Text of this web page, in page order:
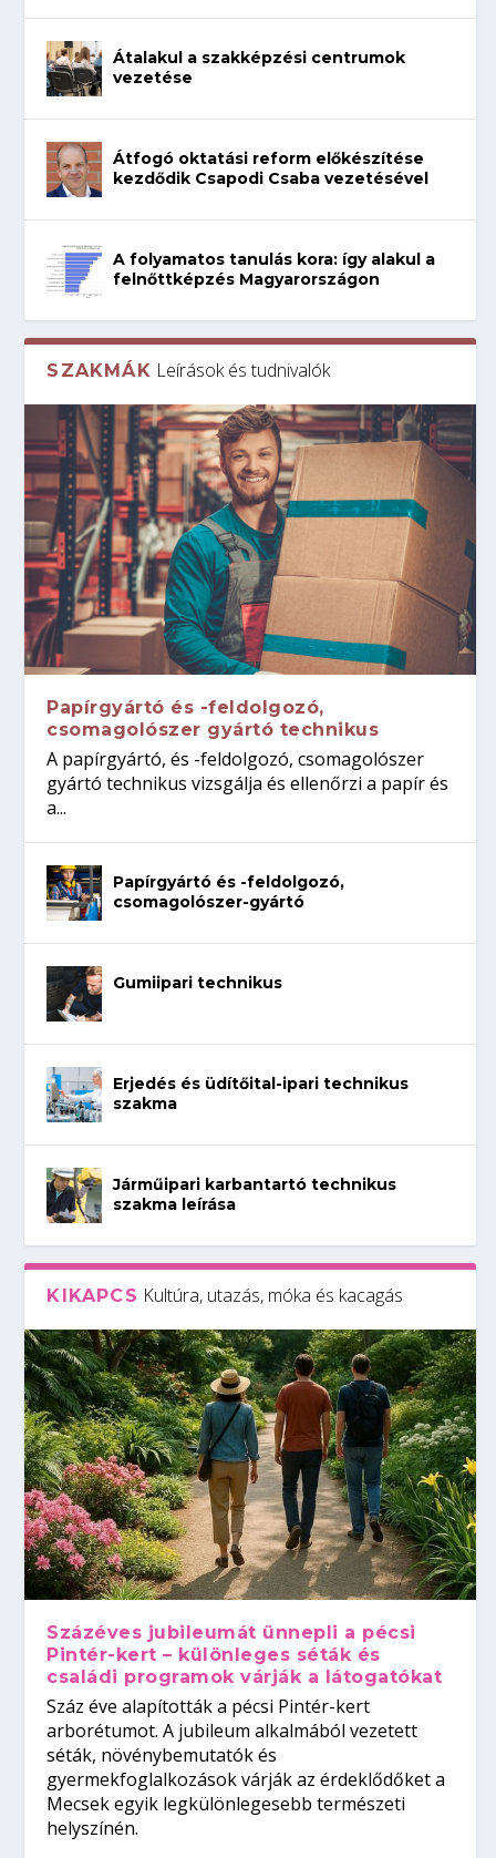
Átalakul a szakképzési centrumok
vezetése
Átfogó oktatási reform előkészítése
kezdődik Csapodi Csaba vezetésével
A folyamatos tanulás kora: így alakul a
felnőttképzés Magyarországon
SZAKMÁK Leírások és tudnivalók
Papírgyártó és -feldolgozó,
csomagolószer gyártó technikus
A papírgyártó, és -feldolgozó, csomagolószer
gyártó technikus vizsgálja és ellenőrzi a papír és
a...
Papírgyártó és -feldolgozó,
csomagolószer-gyártó
Gumiipari technikus
Erjedés és üdítőital-ipari technikus
szakma
Járműipari karbantartó technikus
szakma leírása
KIKAPCS Kultúra, utazás, móka és kacagás
Százéves jubileumát ünnepli a pécsi
Pintér-kert – különleges séták és
családi programok várják a látogatókat
Száz éve alapították a pécsi Pintér-kert
arborétumot. A jubileum alkalmából vezetett
séták, növénybemutatók és
gyermekfoglalkozások várják az érdeklődőket a
Mecsek egyik legkülönlegesebb természeti
helyszínén.